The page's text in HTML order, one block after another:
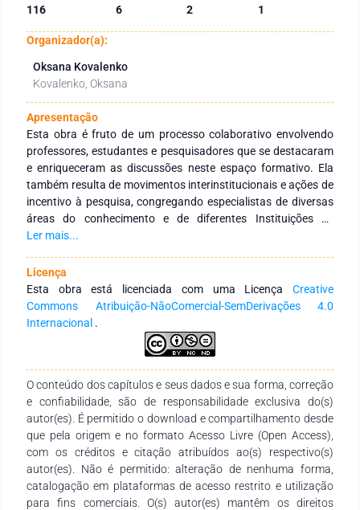
116
6 2 1
Organizador(a):
Oksana Kovalenko
Kovalenko, Oksana
Apresentação
Esta obra é fruto de um processo colaborativo envolvendo
professores, estudantes e pesquisadores que se destacaram
e enriqueceram as discussões neste espaço formativo. Ela
também resulta de movimentos interinstitucionais e ações de
incentivo à pesquisa, congregando especialistas de diversas
áreas do conhecimento e de diferentes Instituições de
Educação Superior, públicas e privadas, com abrangência
integrar ações interinstitucionais, tanto nacionais quanto
internacionais, com redes de pesquisa dedicadas a fomentar
a formação continuada de profissionais da educação. Isso é
realizado por meio da produção e disseminação de
conhecimentos em várias áreas do saber. Expressamos
nossa gratidão aos autores pelo empenho, disponibilidade e
dedicação no desenvolvimento e conclusão desta obra.
Esperamos que ela se torne um instrumento didático-
pedagógico valioso para estudantes, professores de todos os
níveis de ensino, e demais interessados na temática.
Ler mais...
Licença
Esta obra está licenciada com uma Licença Creative
Commons Atribuição-NãoComercial-SemDerivações 4.0
Internacional .
O conteúdo dos capítulos e seus dados e sua forma, correção
e confiabilidade, são de responsabilidade exclusiva do(s)
autor(es). É permitido o download e compartilhamento desde
que pela origem e no formato Acesso Livre (Open Access),
com os créditos e citação atribuídos ao(s) respectivo(s)
autor(es). Não é permitido: alteração de nenhuma forma,
catalogação em plataformas de acesso restrito e utilização
para fins comerciais. O(s) autor(es) mantêm os direitos